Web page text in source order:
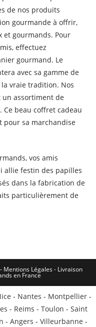
de nos produits
gourmande à offrir,
et gourmands. Pour
effectuez
gourmand. Le
avec sa gamme de
vraie tradition. Nos
un assortiment de
beau coffret cadeau
pour sa marchandise
vos amis
allie festin des papilles
dans la fabrication de
particulièrement de
Mentions Légales - Livraison
en France
- Nantes - Montpellier -
- Reims - Toulon - Saint
- Angers - Villeurbanne -